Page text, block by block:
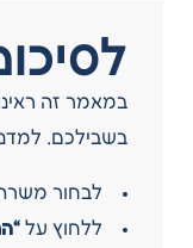
במאמר זה
בשבילכם.
לבחור
ללחוץ על